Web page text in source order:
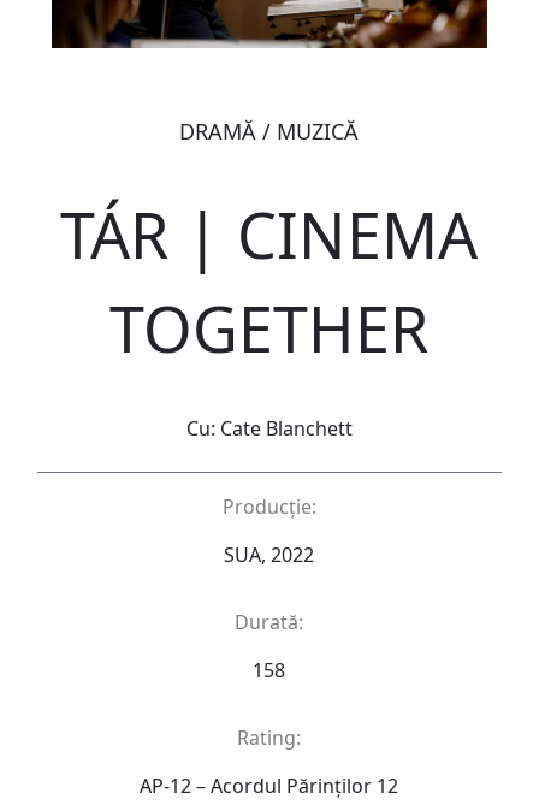
DRAMĂ / MUZICĂ
TÁR | CINEMA
TOGETHER
Cu: Cate Blanchett
Producție:
SUA, 2022
Durată:
158
Rating:
AP-12 – Acordul Părinţilor 12